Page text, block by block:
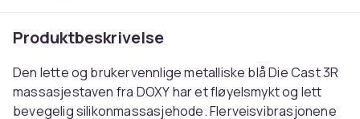
Produktbeskrivelse
Den lette og brukervennlige metalliske blå Die Cast 3R
massasjestaven fra DOXY har et fløyelsmykt og lett
bevegelig silikonmassasjehode. Flerveisvibrasjonene